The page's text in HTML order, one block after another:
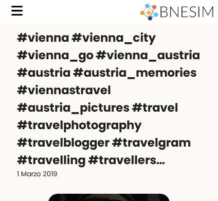
#vienna #vienna_city
#vienna_go #vienna_austria
#austria #austria_memories
#viennastravel
#austria_pictures #travel
#travelphotography
#travelblogger #travelgram
#travelling #travellers…
1 Marzo 2019